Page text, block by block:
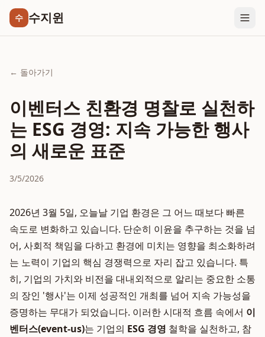
수 수지윈
← 돌아가기
이벤터스 친환경 명찰로 실천하
는 ESG 경영: 지속 가능한 행사
의 새로운 표준
3/5/2026
2026년 3월 5일, 오늘날 기업 환경은 그 어느 때보다 빠른
속도로 변화하고 있습니다. 단순히 이윤을 추구하는 것을 넘
어, 사회적 책임을 다하고 환경에 미치는 영향을 최소화하려
는 노력이 기업의 핵심 경쟁력으로 자리 잡고 있습니다. 특
히, 기업의 가치와 비전을 대내외적으로 알리는 중요한 소통
의 장인 '행사'는 이제 성공적인 개최를 넘어 지속 가능성을
증명하는 무대가 되었습니다. 이러한 시대적 흐름 속에서 이
벤터스(event-us)는 기업의 ESG 경영 철학을 실천하고, 참